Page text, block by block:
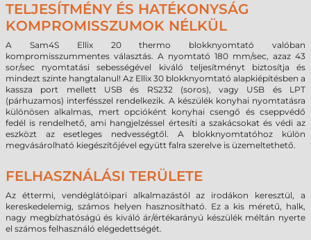
TELJESÍTMÉNY ÉS HATÉKONYSÁG
KOMPROMISSZUMOK NÉLKÜL
A Sam4S Ellix 20 thermo blokknyomtató valóban
kompromisszummentes választás. A nyomtató 180 mm/sec, azaz 43
sor/sec nyomtatási sebességével kiváló teljesítményt biztosítja és
mindezt szinte hangtalanul! Az Ellix 30 blokknyomtató alapkiépítésben a
kassza port mellett USB és RS232 (soros), vagy USB és LPT
(párhuzamos) interfésszel rendelkezik. A készülék konyhai nyomtatásra
különösen alkalmas, mert opcióként konyhai csengő és cseppvédő
fedél is rendelhető, ami hangjelzéssel értesíti a szakácsokat és védi az
eszközt az esetleges nedvességtől. A blokknyomtatóhoz külön
megvásárolható kiegészítőjével együtt falra szerelve is üzemeltethető.
FELHASZNÁLÁSI TERÜLETE
Az éttermi, vendéglátóipari alkalmazástól az irodákon keresztül, a
kereskedelemig, számos helyen hasznosítható. Ez a kis méretű, halk,
nagy megbízhatóságú és kiváló ár/értékarányú készülék méltán nyerte
el számos felhasználó elégedettségét.